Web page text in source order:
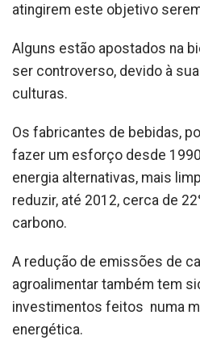
atingirem este objetivo
Alguns estão apostados na
ser controverso, devido à
culturas.
Os fabricantes de bebidas,
fazer um esforço desde
energia alternativas, mais
reduzir, até 2012, cerca de
carbono.
A redução de emissões de
agroalimentar também tem
investimentos feitos numa
energética.